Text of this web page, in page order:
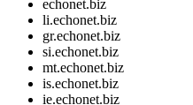
echonet.biz
li.echonet.biz
gr.echonet.biz
si.echonet.biz
mt.echonet.biz
is.echonet.biz
ie.echonet.biz